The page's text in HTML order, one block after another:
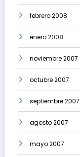
febrero 2008
enero 2008
noviembre 2007
octubre 2007
septiembre 2007
agosto 2007
mayo 2007